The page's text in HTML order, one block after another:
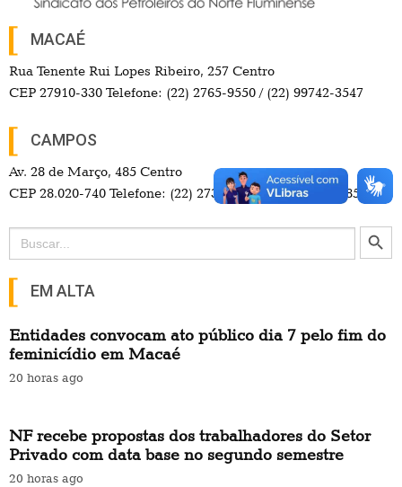
MACAÉ
Rua Tenente Rui Lopes Ribeiro, 257 Centro
CEP 27910-330 Telefone: (22) 2765-9550 / (22) 99742-3547
CAMPOS
Av. 28 de Março, 485 Centro
CEP 28.020-740 Telefone: (22) 2737-4700 / (22) 98114-3857
Search
for:
Search Button
EM ALTA
Entidades convocam ato público dia 7 pelo fim do
feminicídio em Macaé
20 horas ago
NF recebe propostas dos trabalhadores do Setor
Privado com data base no segundo semestre
20 horas ago